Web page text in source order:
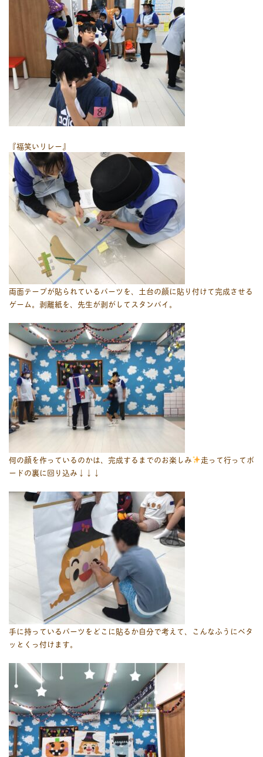
『福笑いリレー』
両面テープが貼られているパーツを、土台の顔に貼り付けて完成させる
ゲーム。剥離紙を、先生が剥がしてスタンバイ。
何の顔を作っているのかは、完成するまでのお楽しみ
走って行ってボ
ードの裏に回り込み↓↓↓
手に持っているパーツをどこに貼るか自分で考えて、こんなふうにペタ
ッとくっ付けます。